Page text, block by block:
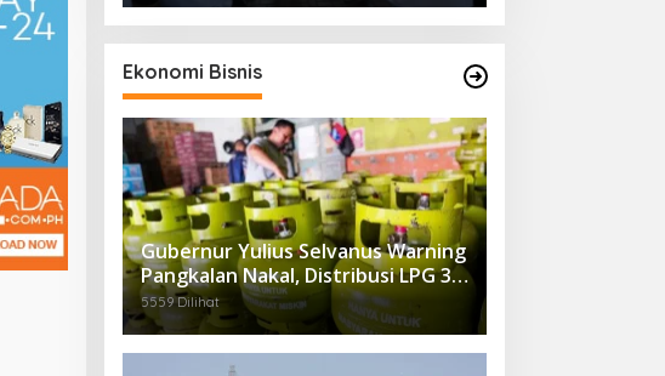
Ekonomi Bisnis
Gubernur Yulius Selvanus Warning
Pangkalan Nakal, Distribusi LPG 3
Kg Kembali Diawasi Ketat
5559 Dilihat